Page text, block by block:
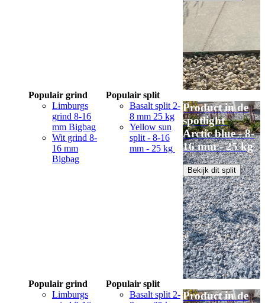
Populair grind
Limburgs
grind 8-16
mm Bigbag
Wit grind 8-
16 mm
Bigbag
Populair split
Basalt split 2-
8 mm 25 kg
Yellow sun
split - 8-16
mm - 25 kg
Product in de
spotlight
Arctic blue - 8-
16 mm - 25 kg
Bekijk dit split
Populair grind
Limburgs
Populair split
Basalt split 2- Product in de